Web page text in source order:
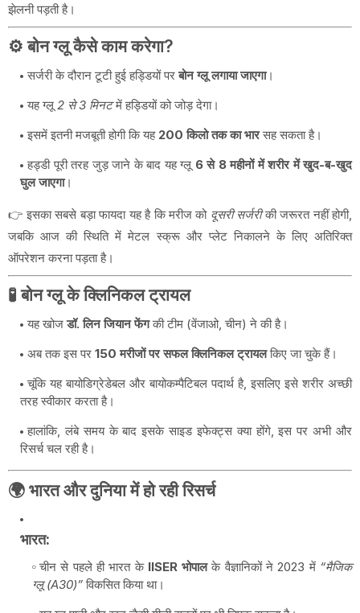
झेलनी पड़ती है।
⚙️ बोन ग्लू कैसे काम करेगा?
सर्जरी के दौरान टूटी हुई हड्डियों परबोन ग्लू लगाया जाएगा।
यह ग्लू2 से 3 मिनटमें हड्डियों को जोड़ देगा।
इसमें इतनी मजबूती होगी कि यह 200 किलो तक का भारसह सकता है।
हड्डी पूरी तरह जुड़ जाने के बाद यह ग्लू 6 से 8 महीनों में शरीर में खुद-ब-खुद
घुल जाएगा।
👉 इसका सबसे बड़ा फायदा यह है कि मरीज को दूसरी सर्जरीकी जरूरत नहीं होगी,
जबकि आज की स्थिति में मेटल स्क्रू और प्लेट निकालने के लिए अतिरिक्त
ऑपरेशन करना पड़ता है।
🧪 बोन ग्लू के क्लिनिकल ट्रायल
यह खोजडॉ. लिन जियान फेंगकी टीम (वेंजाओ, चीन) ने की है।
अब तक इस पर 150 मरीजों पर सफल क्लिनिकल ट्रायलकिए जा चुके हैं।
चूंकि यह बायोडिग्रेडेबल और बायोकम्पैटिबल पदार्थ है, इसलिए इसे शरीर अच्छी
तरह स्वीकार करता है।
हालांकि, लंबे समय के बाद इसके साइड इफेक्ट्स क्या होंगे, इस पर अभी और
रिसर्च चल रही है।
🌍 भारत और दुनिया में हो रही रिसर्च
भारत:
चीन से पहले ही भारत के IISER भोपालके वैज्ञानिकों ने 2023 में “मैजिक
ग्लू (A30)”विकसित किया था।